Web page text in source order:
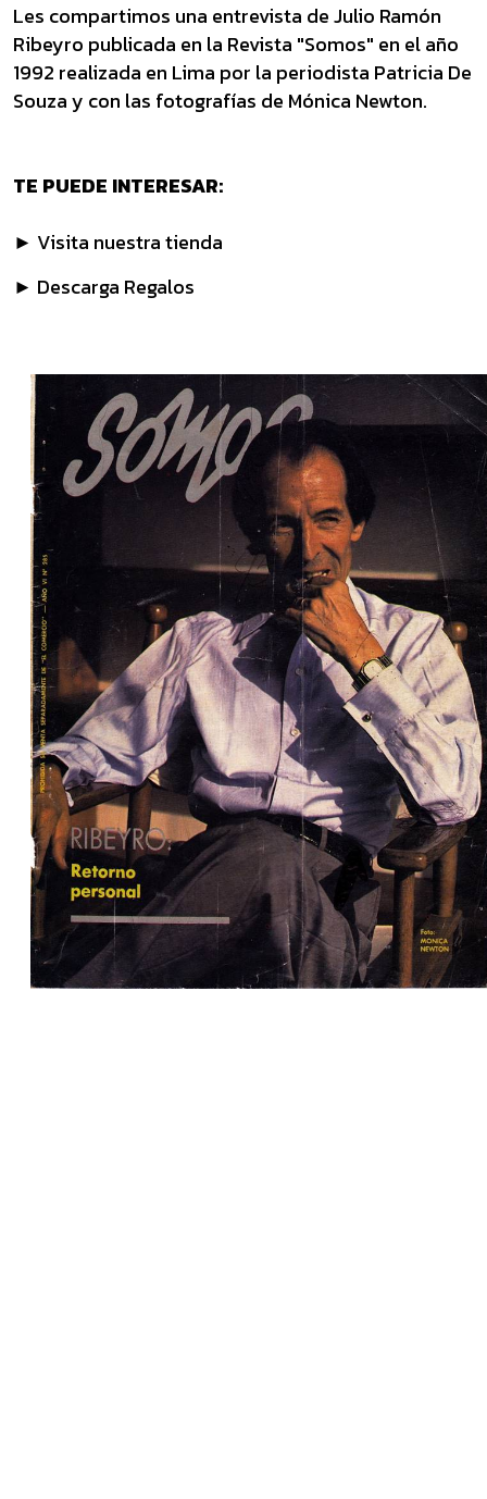
Les compartimos una entrevista de Julio Ramón
Ribeyro publicada en la Revista "Somos" en el año
1992 realizada en Lima por la periodista Patricia De
Souza y con las fotografías de Mónica Newton.
TE PUEDE INTERESAR:
► Visita nuestra tienda
► Descarga Regalos